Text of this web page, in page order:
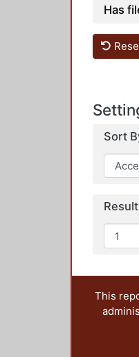
Has
Sort
This